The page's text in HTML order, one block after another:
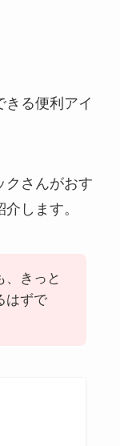
きる便利アイ
クさんがおす
します。
、きっと
はずで